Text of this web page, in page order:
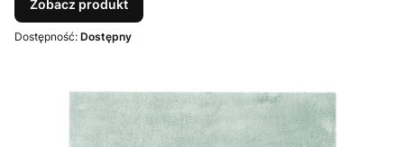
Zobacz produkt
Dostępność: Dostępny